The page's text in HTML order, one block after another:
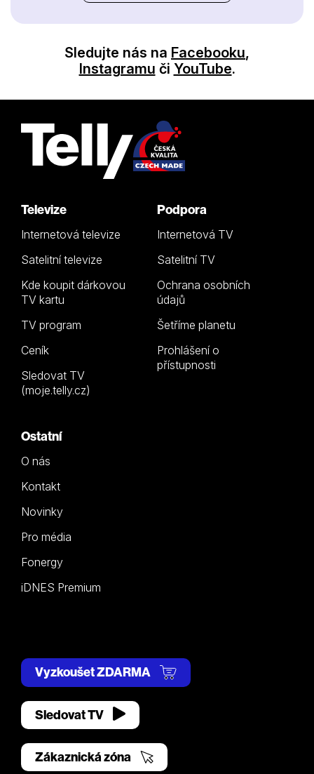
Sledujte nás na Facebooku,
Instagramu či YouTube.
Televize
Internetová televize
Satelitní televize
Kde koupit dárkovou
TV kartu
TV program
Ceník
Sledovat TV
(moje.telly.cz)
Podpora
Internetová TV
Satelitní TV
Ochrana osobních
údajů
Šetříme planetu
Prohlášení o
přístupnosti
Ostatní
O nás
Kontakt
Novinky
Pro média
Fonergy
iDNES Premium
Vyzkoušet ZDARMA
Sledovat TV
Zákaznická zóna